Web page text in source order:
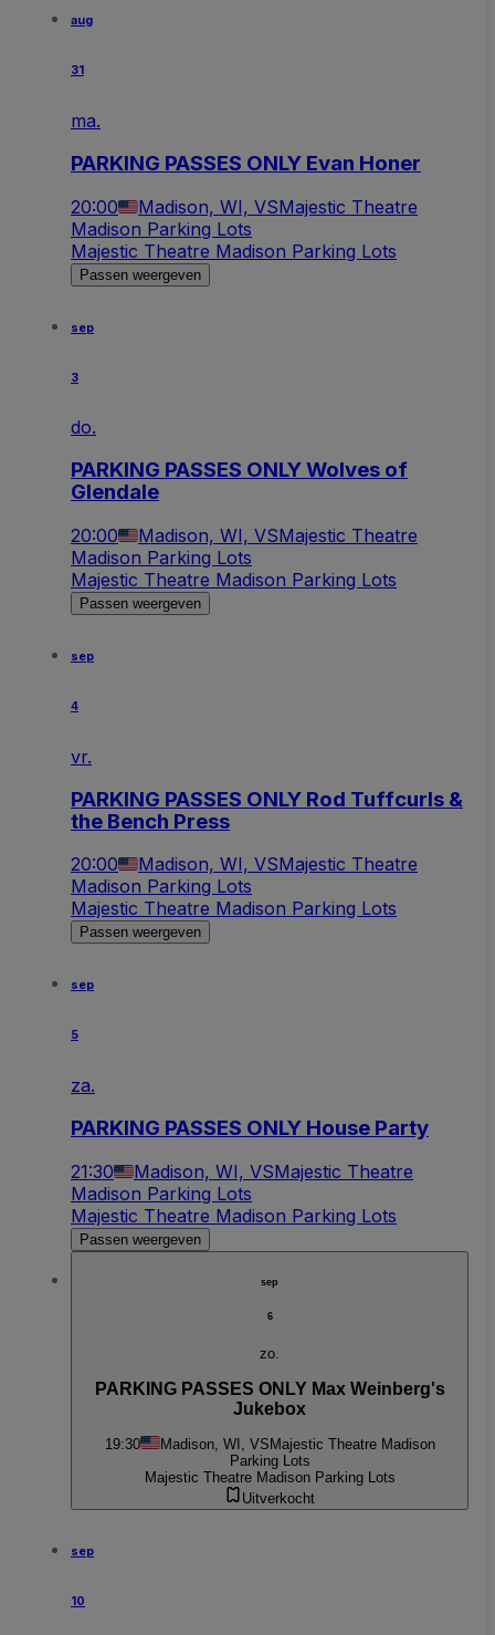
aug
31
ma.
PARKING PASSES ONLY Evan Honer
20:00 Madison, WI, VSMajestic Theatre
Madison Parking Lots
Majestic Theatre Madison Parking Lots
Passen weergeven
sep
3
do.
PARKING PASSES ONLY Wolves of
Glendale
20:00 Madison, WI, VSMajestic Theatre
Madison Parking Lots
Majestic Theatre Madison Parking Lots
Passen weergeven
sep
4
vr.
PARKING PASSES ONLY Rod Tuffcurls &
the Bench Press
20:00 Madison, WI, VSMajestic Theatre
Madison Parking Lots
Majestic Theatre Madison Parking Lots
Passen weergeven
sep
5
za.
PARKING PASSES ONLY House Party
21:30 Madison, WI, VSMajestic Theatre
Madison Parking Lots
Majestic Theatre Madison Parking Lots
Passen weergeven
sep
6
zo.
PARKING PASSES ONLY Max Weinberg's
Jukebox
19:30 Madison, WI, VS Majestic Theatre Madison
Parking Lots
Majestic Theatre Madison Parking Lots
Uitverkocht
sep
10